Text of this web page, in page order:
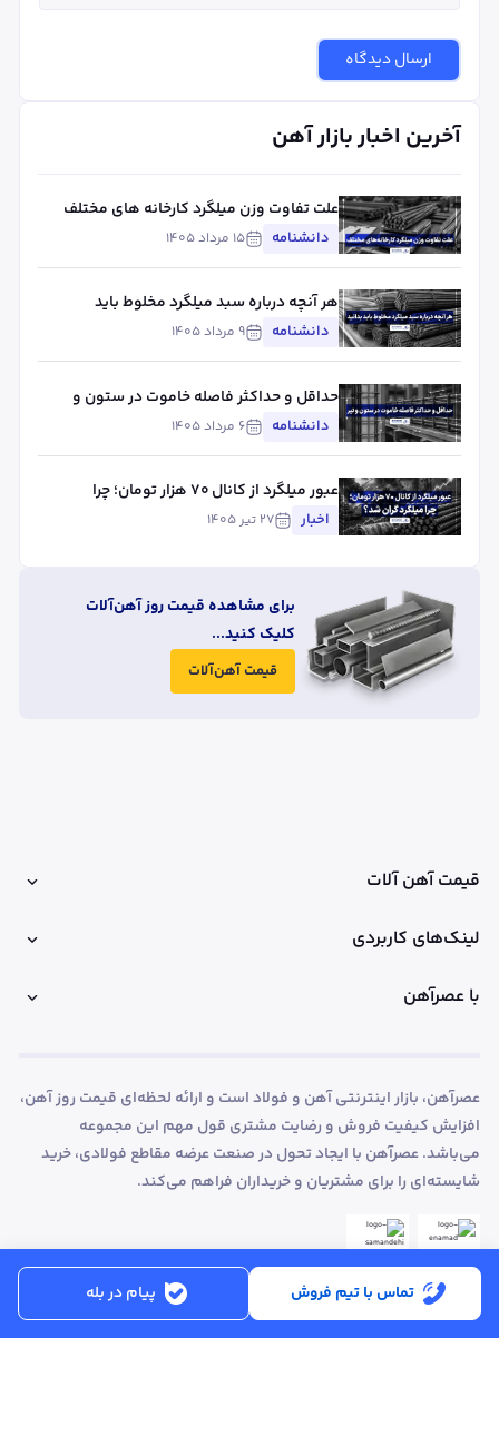
ارسال دیدگاه
آخرین اخبار بازار آهن
علت تفاوت وزن میلگرد کارخانه های مختلف
چیست؟ بررسی استاندارد، تلورانس و عوامل
مؤثر
دانشنامه ۱۵ مرداد ۱۴۰۵
هر آنچه درباره سبد میلگرد مخلوط باید
بدانید
دانشنامه ۹ مرداد ۱۴۰۵
حداقل و حداکثر فاصله خاموت در ستون و
تیر
دانشنامه ۶ مرداد ۱۴۰۵
عبور میلگرد از کانال ۷۰ هزار تومان؛ چرا
میلگرد گران شد؟
اخبار ۲۷ تیر ۱۴۰۵
برای مشاهده قیمت روز آهن‌آلات
کلیک کنید...
قیمت آهن‌آلات
تماس با تیم فروش پیام در بله
قیمت آهن آلات
لینک‌های کاربردی
با عصرآهن
عصرآهن، بازار اینترنتی آهن و فولاد است و ارائه لحظه‌ای قیمت روز آهن،
افزایش کیفیت فروش و رضایت مشتری قول مهم این مجموعه
می‌باشد. عصرآهن با ایجاد تحول در صنعت عرضه مقاطع فولادی، خرید
شایسته‌ای را برای مشتریان و خریداران فراهم می‌کند.
ساعت کاری:شنبه تا پنجشنبه از ساعت 8:30 تا 17:00